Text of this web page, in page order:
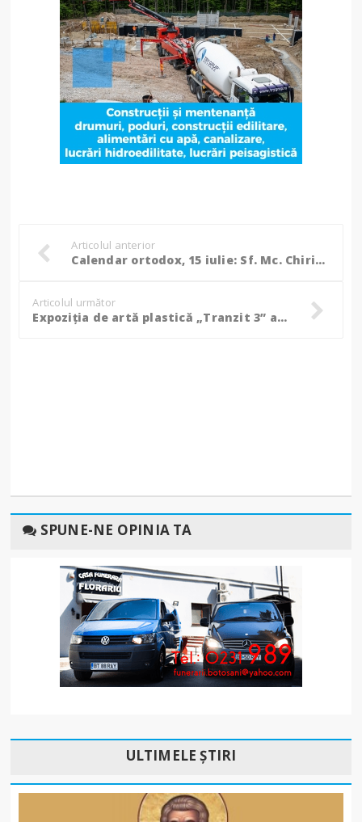
Articolul anterior
Calendar ortodox, 15 iulie: Sf. Mc. Chiric şi Iulita; Sf. Vladimir, luminătorul Rusiei
Articolul următor
Expoziția de artă plastică „Tranzit 3” ajunge la Botoșani pentru a treia oară!
SPUNE-NE OPINIA TA
ULTIMELE ȘTIRI